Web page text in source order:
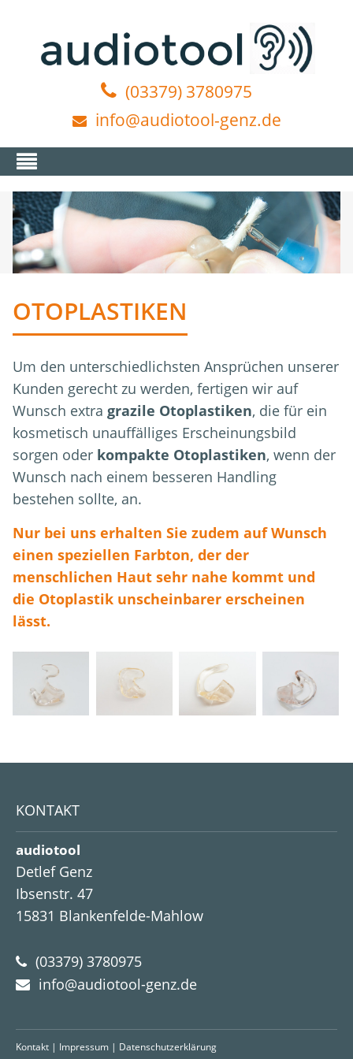
(03379) 3780975
info@audiotool-genz.de
OTOPLASTIKEN
Um den unterschiedlichsten Ansprüchen unserer
Kunden gerecht zu werden, fertigen wir auf
Wunsch extra grazile Otoplastiken, die für ein
kosmetisch unauffälliges Erscheinungsbild
sorgen oder kompakte Otoplastiken, wenn der
Wunsch nach einem besseren Handling
bestehen sollte, an.
Nur bei uns erhalten Sie zudem auf Wunsch
einen speziellen Farbton, der der
menschlichen Haut sehr nahe kommt und
die Otoplastik unscheinbarer erscheinen
lässt.
KONTAKT
audiotool
Detlef Genz
Ibsenstr. 47
15831 Blankenfelde-Mahlow
(03379) 3780975
info@audiotool-genz.de
Kontakt | Impressum | Datenschutzerklärung